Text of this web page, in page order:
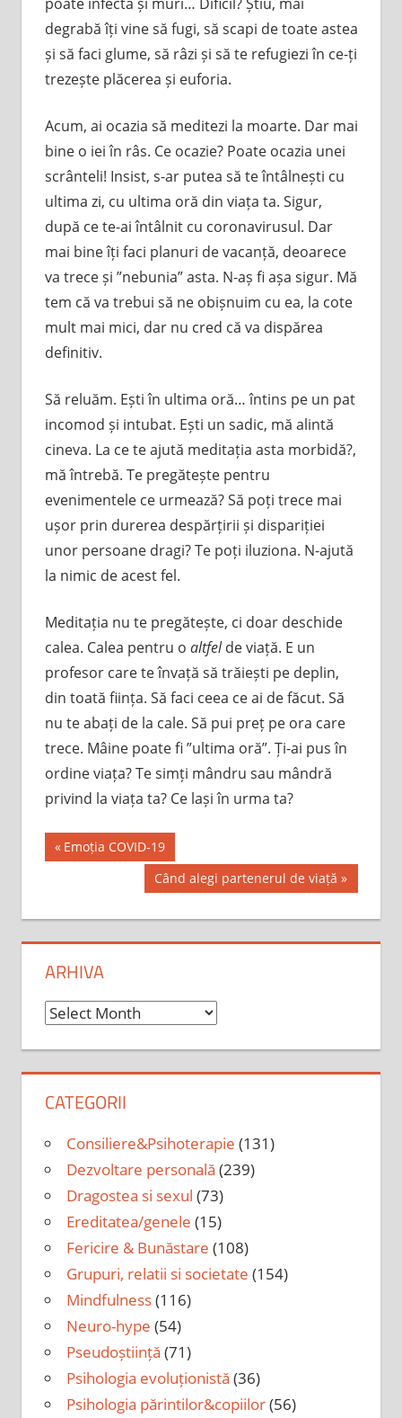
degrabă îți vine să fugi, să scapi de toate astea
și să faci glume, să râzi și să te refugiezi în ce-ți
trezește plăcerea și euforia.
Acum, ai ocazia să meditezi la moarte. Dar mai
bine o iei în râs. Ce ocazie? Poate ocazia unei
scrânteli! Insist, s-ar putea să te întâlnești cu
ultima zi, cu ultima oră din viața ta. Sigur,
după ce te-ai întâlnit cu coronavirusul. Dar
mai bine îți faci planuri de vacanță, deoarece
va trece și ”nebunia” asta. N-aș fi așa sigur. Mă
tem că va trebui să ne obișnuim cu ea, la cote
mult mai mici, dar nu cred că va dispărea
definitiv.
Să reluăm. Ești în ultima oră… întins pe un pat
incomod și intubat. Ești un sadic, mă alintă
cineva. La ce te ajută meditația asta morbidă?,
mă întrebă. Te pregătește pentru
evenimentele ce urmează? Să poți trece mai
ușor prin durerea despărțirii și dispariției
unor persoane dragi? Te poți iluziona. N-ajută
la nimic de acest fel.
Meditația nu te pregătește, ci doar deschide
calea. Calea pentru o altfelde viață. E un
profesor care te învață să trăiești pe deplin,
din toată ființa. Să faci ceea ce ai de făcut. Să
nu te abați de la cale. Să pui preț pe ora care
trece. Mâine poate fi ”ultima oră”. Ți-ai pus în
ordine viața? Te simți mândru sau mândră
privind la viața ta? Ce lași în urma ta?
Post
navigation
Previous
Post:
Emoția COVID-19
Next
Post:
Când alegi partenerul de viață
ARHIVA
Arhiva
CATEGORII
Consiliere&Psihoterapie (131)
Dezvoltare personală (239)
Dragostea si sexul (73)
Ereditatea/genele (15)
Fericire & Bunăstare (108)
Grupuri, relatii si societate (154)
Mindfulness(116)
Neuro-hype (54)
Pseudoștiință (71)
Psihologia evoluționistă (36)
Psihologia părintilor&copiilor(56)